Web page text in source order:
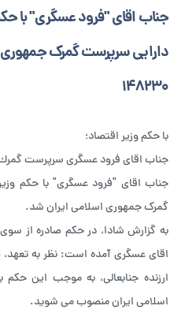
جناب اقای "فرود عسگری" با
دارایی سرپرست گمرک جمهوری
148230
با حکم وزیر اقتصاد؛
جناب اقای فرود عسگری سرپرست
جناب اقای "فرود عسگری" با حکم
گمرک جمهوری اسلامی ایران شد.
به گزارش شادا، در حکم صادره از
اقای عسگری آمده است: نظر به
ارزنده جنابعالی، به موجب این
اسلامی ایران منصوب می شوید.